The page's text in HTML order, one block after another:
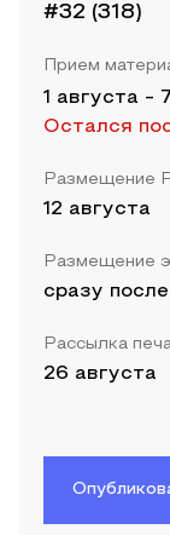
#32 (318)
Прием
1 августа -
Остался
Размещение
12 августа
Размещение
сразу
Рассылка
26 августа